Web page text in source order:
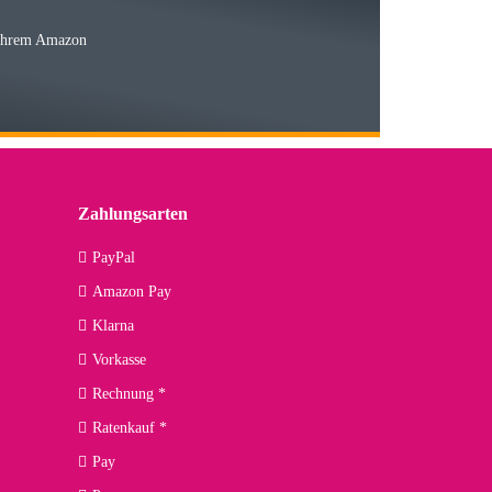
kommenden Jahren herausstellen. Spannend wird es falls
Amazon
Zahlungsarten
PayPal
Amazon Pay
Klarna
Vorkasse
Rechnung *
Ratenkauf *
Pay